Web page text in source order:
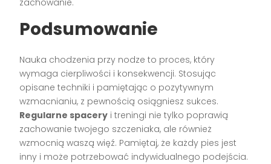
zachowanie.
Podsumowanie
Nauka chodzenia przy nodze to proces, który
wymaga cierpliwości i konsekwencji. Stosując
opisane techniki i pamiętając o pozytywnym
wzmacnianiu, z pewnością osiągniesz sukces.
Regularne spacery i treningi nie tylko poprawią
zachowanie twojego szczeniaka, ale również
wzmocnią waszą więź. Pamiętaj, że każdy pies jest
inny i może potrzebować indywidualnego podejścia.